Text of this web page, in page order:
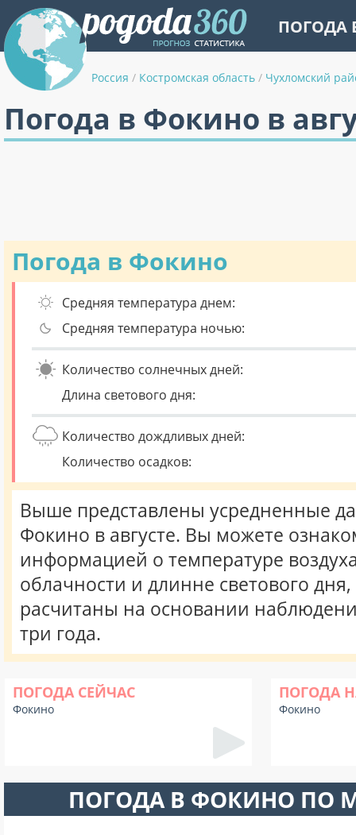
ПОГОДА
Россия / Костромская область / Чухломский
Погода в Фокино в
Погода в Фокино
Средняя температура днем:
Средняя температура ночью:
Количество солнечных дней:
Длина светового дня:
Количество дождливых дней:
Количество осадков:
Выше представлены усредненные
Фокино в августе. Вы можете
информацией о температуре
облачности и длинне светового
расчитаны на основании
три года.
ПОГОДА СЕЙЧАС
Фокино
ПОГОДА
Фокино
ПОГОДА В ФОКИНО ПО